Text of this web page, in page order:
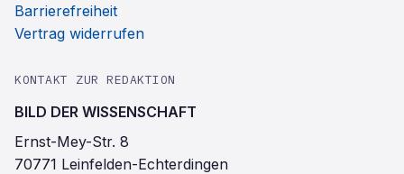
Barrierefreiheit
Vertrag widerrufen
KONTAKT ZUR REDAKTION
BILD DER WISSENSCHAFT
Ernst-Mey-Str. 8
70771 Leinfelden-Echterdingen